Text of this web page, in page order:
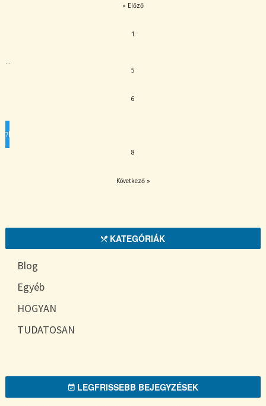
« Előző
1
5
6
7
8
Következő »
KATEGÓRIÁK
Blog
Egyéb
HOGYAN
TUDATOSAN
LEGFRISSEBB BEJEGYZÉSEK